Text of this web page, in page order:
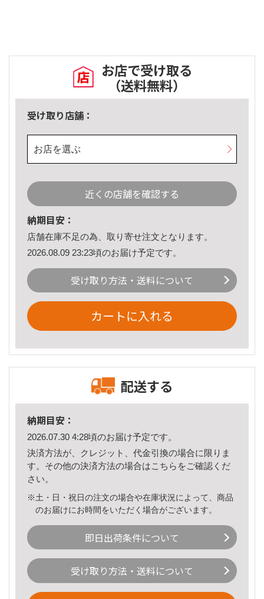
お店で受け取る
（送料無料）
受け取り店舗：
お店を選ぶ
近くの店舗を確認する
納期目安：
店舗在庫不足の為、取り寄せ注文となります。
2026.08.09 23:23頃のお届け予定です。
受け取り方法・送料について
カートに入れる
配送する
納期目安：
2026.07.30 4:28頃のお届け予定です。
決済方法が、クレジット、代金引換の場合に限りま
す。その他の決済方法の場合はこちら をご確認くだ
さい。
※土・日・祝日の注文の場合や在庫状況によって、商品
のお届けにお時間をいただく場合がございます。
即日出荷条件について
受け取り方法・送料について